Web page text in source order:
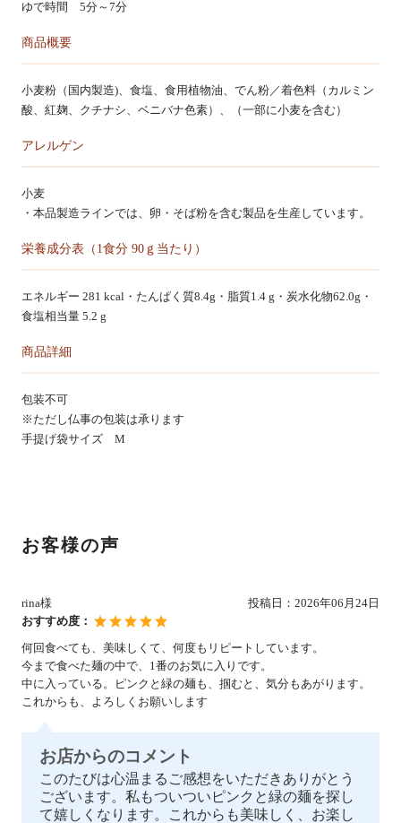
ゆで時間 5分～7分
商品概要
小麦粉（国内製造)、食塩、食用植物油、でん粉／着色料（カルミン
酸、紅麹、クチナシ、ベニバナ色素）、（一部に小麦を含む）
アレルゲン
小麦
・本品製造ラインでは、卵・そば粉を含む製品を生産しています。
栄養成分表（1食分 90ｇ当たり）
エネルギー 281 kcal・たんぱく質8.4g・脂質1.4 g・炭水化物62.0g・
食塩相当量 5.2 g
商品詳細
包装不可
※ただし仏事の包装は承ります
手提げ袋サイズ M
お客様の声
rina様 投稿日： 2026年06月24日
おすすめ度：
何回食べても、美味しくて、何度もリピートしています。
今まで食べた麺の中で、1番のお気に入りです。
中に入っている。ピンクと緑の麺も、掴むと、気分もあがります。
これからも、よろしくお願いします
お店からのコメント
このたびは心温まるご感想をいただきありがとう
ございます。私もついついピンクと緑の麺を探し
て嬉しくなります。これからも美味しく、お楽し